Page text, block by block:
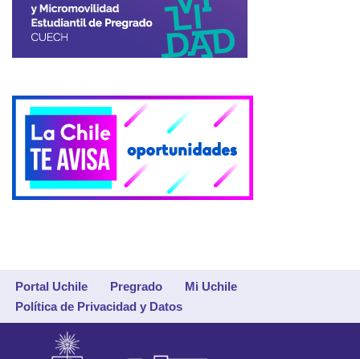
Portal Uchile Pregrado
Mi Uchile
Política de Privacidad y Datos